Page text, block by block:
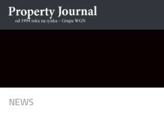
Skip to content
NEWS